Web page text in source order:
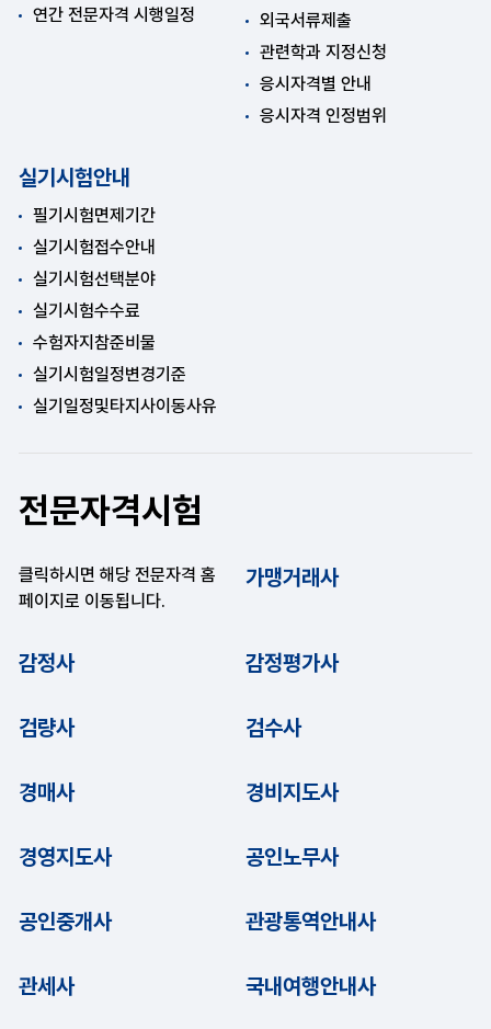
연간 전문자격 시행일정
외국서류제출
관련학과 지정신청
응시자격별 안내
응시자격 인정범위
실기시험안내
필기시험면제기간
실기시험접수안내
실기시험선택분야
실기시험수수료
수험자지참준비물
실기시험일정변경기준
실기일정및타지사이동사유
전문자격시험
클릭하시면 해당 전문자격 홈
페이지로 이동됩니다.
가맹거래사
감정사 감정평가사
검량사 검수사
경매사 경비지도사
경영지도사 공인노무사
공인중개사 관광통역안내사
관세사 국내여행안내사